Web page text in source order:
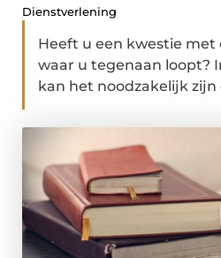
Dienstverlening
Heeft u een kwestie
waar u tegenaan loopt?
kan het noodzakelijk zijn